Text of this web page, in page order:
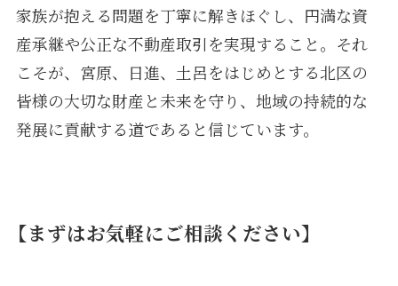
家族が抱える問題を丁寧に解きほぐし、円満な資
産承継や公正な不動産取引を実現すること。それ
こそが、宮原、日進、土呂をはじめとする北区の
皆様の大切な財産と未来を守り、地域の持続的な
発展に貢献する道であると信じています。
【まずはお気軽にご相談ください】